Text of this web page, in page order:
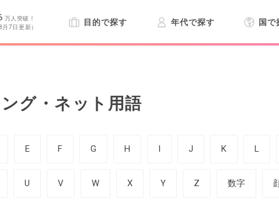
万人突破！
月7日更新）
目的で探す 年代で探す 国で
グ・ネット用語
E F G H I J K L
U V W X Y Z 数字